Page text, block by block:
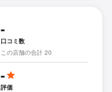
-
口コミ数
この店舗の合計 20
-
評価